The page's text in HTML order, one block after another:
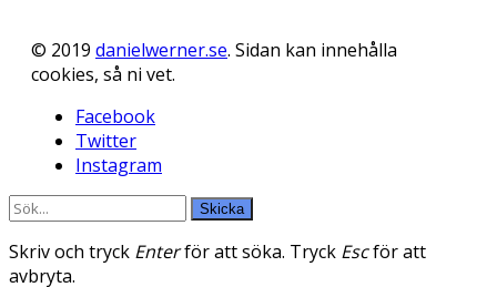
© 2019 danielwerner.se. Sidan kan innehålla
cookies, så ni vet.
Facebook
Twitter
Instagram
Skicka
Skriv och tryck Enterför att söka. Tryck Escför att
avbryta.